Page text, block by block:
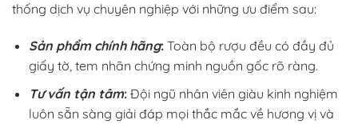
thống dịch vụ chuyên nghiệp với những ưu điểm sau:
Sản phẩm chính hãng:Toàn bộ rượu đều có đầy đủ
giấy tờ, tem nhãn chứng minh nguồn gốc rõ ràng.
Tư vấn tận tâm:Đội ngũ nhân viên giàu kinh nghiệm
luôn sẵn sàng giải đáp mọi thắc mắc về hương vị và